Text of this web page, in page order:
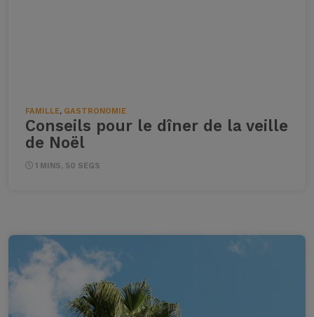
FAMILLE, GASTRONOMIE
Conseils pour le dîner de la veille
de Noël
1 MINS, 50 SEGS